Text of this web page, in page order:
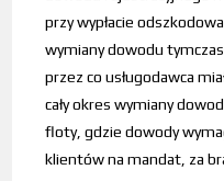
przy wypłacie
wymiany dowodu
przez co usługodawca
cały okres wymiany
floty, gdzie dowody
klientów na mandat, za